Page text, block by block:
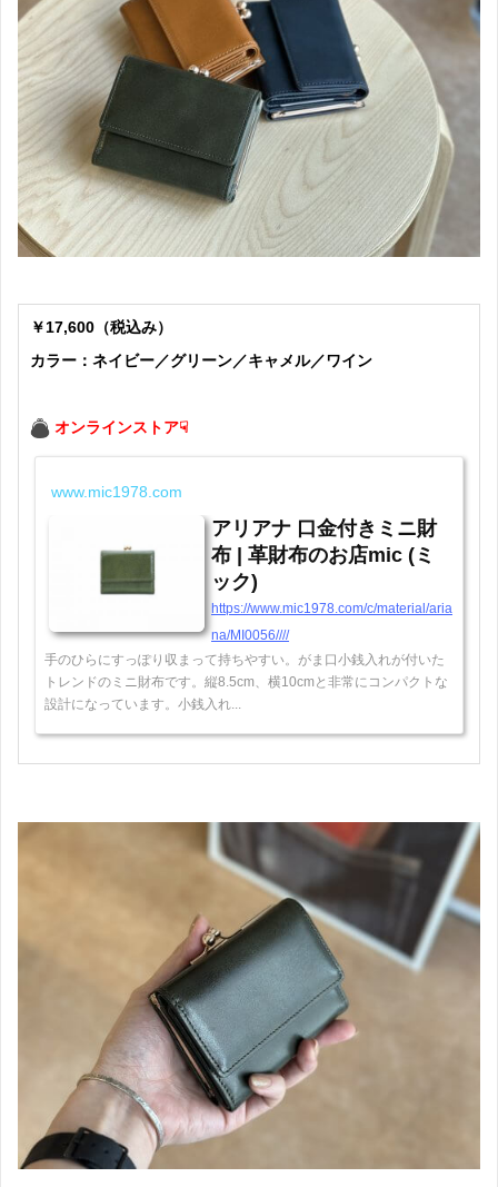
￥17,600（税込み）
カラー：ネイビー／グリーン／キャメル／ワイン
オンラインストア☟
www.mic1978.com
アリアナ 口金付きミニ財
布 | 革財布のお店mic (ミ
ック)
https://www.mic1978.com/c/material/aria
na/MI0056////
手のひらにすっぽり収まって持ちやすい。がま口小銭入れが付いた
トレンドのミニ財布です。縦8.5cm、横10cmと非常にコンパクトな
設計になっています。小銭入れ...